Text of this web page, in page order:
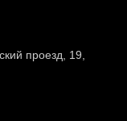
проезд, 19,